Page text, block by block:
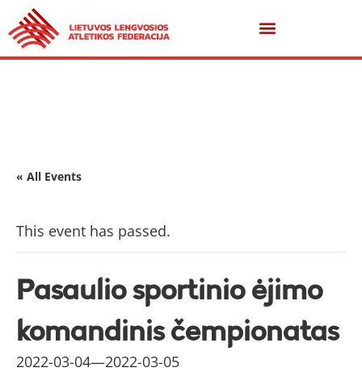
« All Events
This event has passed.
Pasaulio sportinio ėjimo
komandinis čempionatas
2022-03-04—2022-03-05